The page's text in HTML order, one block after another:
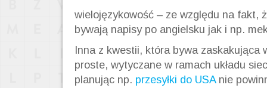
wielojęzykowość – ze względu na fakt,
bywają napisy po angielsku jak i np.
Inna z kwestii, która bywa
proste, wytyczane w ramach układu
planując np. przesyłki do USAnie